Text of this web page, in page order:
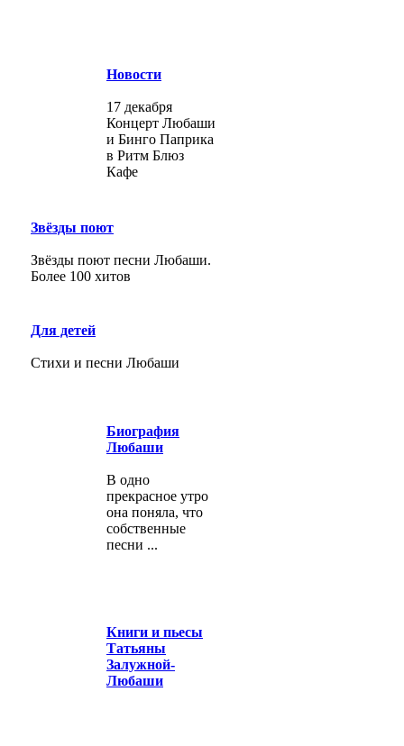
Новости
17 декабря
Концерт Любаши
и Бинго Паприка
в Ритм Блюз
Кафе
Звёзды поют
Звёзды поют песни Любаши.
Более 100 хитов
Для детей
Стихи и песни Любаши
Биография
Любаши
В одно
прекрасное утро
она поняла, что
собственные
песни ...
Книги и пьесы
Татьяны
Залужной-
Любаши